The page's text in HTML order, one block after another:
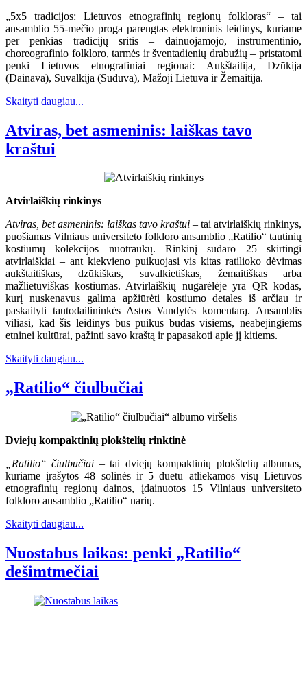
„5x5 tradicijos: Lietuvos etnografinių regionų folkloras“ – tai
ansamblio 55-mečio proga parengtas elektroninis leidinys, kuriame
per penkias tradicijų sritis – dainuojamojo, instrumentinio,
choreografinio folkloro, tarmės ir šventadienių drabužių – pristatomi
penki Lietuvos etnografiniai regionai: Aukštaitija, Dzūkija
(Dainava), Suvalkija (Sūduva), Mažoji Lietuva ir Žemaitija.
Skaityti daugiau...
Atviras, bet asmeninis: laiškas tavo
kraštui
Atvirlaiškių rinkinys
Atviras, bet asmeninis: laiškas tavo kraštui – tai atvirlaiškių rinkinys,
puošiamas Vilniaus universiteto folkloro ansamblio „Ratilio“ tautinių
kostiumų kolekcijos nuotraukų. Rinkinį sudaro 25 skirtingi
atvirlaiškiai – ant kiekvieno puikuojasi vis kitas ratilioko dėvimas
aukštaitiškas, dzūkiškas, suvalkietiškas, žemaitiškas arba
mažlietuviškas kostiumas. Atvirlaiškių nugarėlėje yra QR kodas,
kurį nuskenavus galima apžiūrėti kostiumo detales iš arčiau ir
paskaityti tautodailininkės Astos Vandytės komentarą. Ansamblis
viliasi, kad šis leidinys bus puikus būdas visiems, neabejingiems
etninei kultūrai, pažinti savo kraštą ir papasakoti apie jį kitiems.
Skaityti daugiau...
„Ratilio“ čiulbučiai
Dviejų kompaktinių plokštelių rinktinė
„Ratilio“ čiulbučiai – tai dviejų kompaktinių plokštelių albumas,
kuriame įrašytos 48 solinės ir 5 duetu atliekamos visų Lietuvos
etnografinių regionų dainos, įdainuotos 15 Vilniaus universiteto
folkloro ansamblio „Ratilio“ narių.
Skaityti daugiau...
Nuostabus laikas: penki „Ratilio“
dešimtmečiai